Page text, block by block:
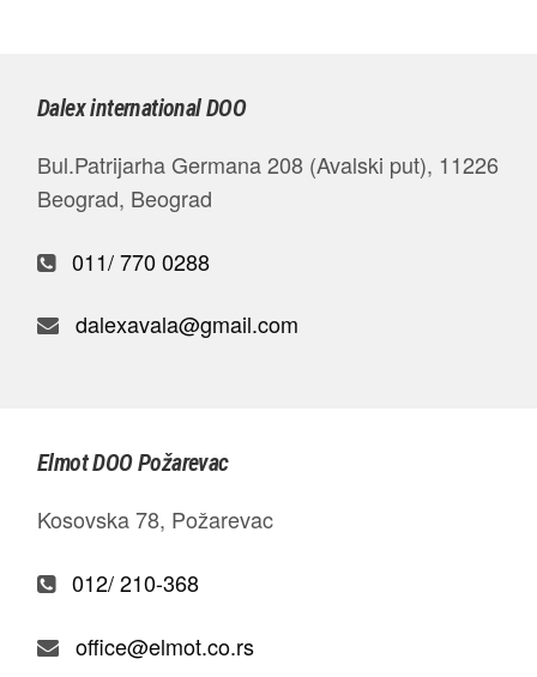
Dalex international DOO
Bul.Patrijarha Germana 208 (Avalski put), 11226
Beograd, Beograd
011/ 770 0288
dalexavala@gmail.com
Elmot DOO Požarevac
Kosovska 78, Požarevac
012/ 210-368
office@elmot.co.rs